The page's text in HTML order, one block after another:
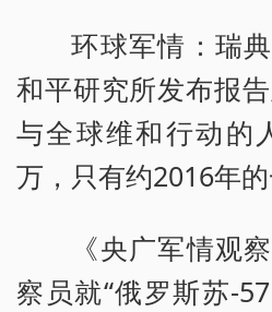
环球军情：瑞
和平研究所发布报
与全球维和行动的
万，只有约2016年的
《央广军情观
察员就“俄罗斯苏-